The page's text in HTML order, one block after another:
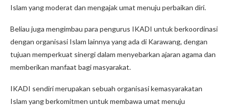
Islam yang moderat dan mengajak umat menuju perbaikan diri.
Beliau juga mengimbau para pengurus IKADI untuk berkoordinasi
dengan organisasi Islam lainnya yang ada di Karawang, dengan
tujuan memperkuat sinergi dalam menyebarkan ajaran agama dan
memberikan manfaat bagi masyarakat.
IKADI sendiri merupakan sebuah organisasi kemasyarakatan
Islam yang berkomitmen untuk membawa umat menuju